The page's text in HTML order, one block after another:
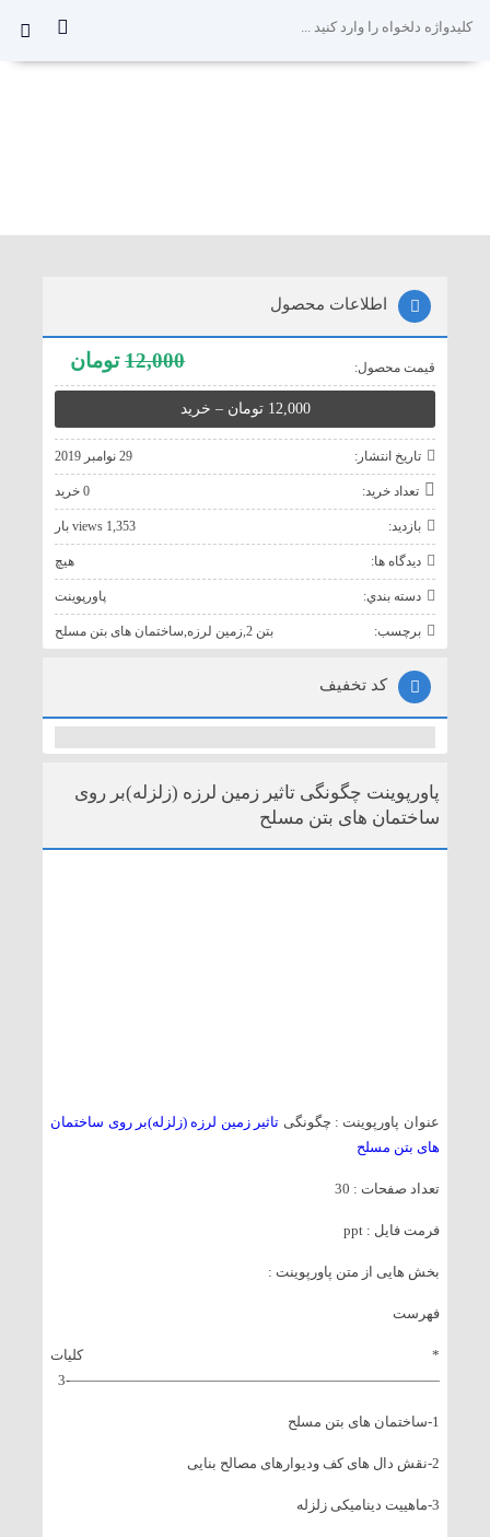
اطلاعات محصول
قيمت محصول: 12,000تومان
تاريخ انتشار: 29 نوامبر 2019
تعداد خريد: 0 خريد
بازديد: 1,353 views بار
ديدگاه ها: هيچ
دسته بندي: پاورپوینت
برچسب: بتن 2 ,زمین لرزه,ساختمان های بتن مسلح
کد تخفیف
پاورپوینت چگونگی تاثیر زمین لرزه (زلزله)بر روی
ساختمان های بتن مسلح
عنوان پاورپوینت : چگونگی تاثیر زمین لرزه (زلزله)بر روی ساختمان
های بتن مسلح
تعداد صفحات : 30
فرمت فایل : ppt
بخش هایی از متن پاورپوینت :
فهرست
* کلیات
——————————————————————————-3
1-ساختمان های بتن مسلح
2-نقش دال های کف ودیوارهای مصالح بنایی
3-ماهییت دینامیکی زلزله